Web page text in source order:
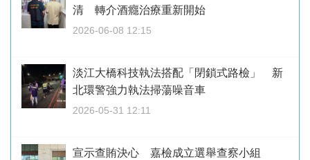
清 轉介酒癮治療重新開始
2026-06-08 12:15
淡江大橋科技執法搭配「閉鎖式路檢」 新
北環警強力執法掃蕩噪音車
2026-05-31 12:11
宣示查賄決心 嘉檢成立選舉查察小組